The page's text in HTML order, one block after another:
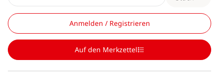
Anmelden / Registrieren
Auf den Merkzettel